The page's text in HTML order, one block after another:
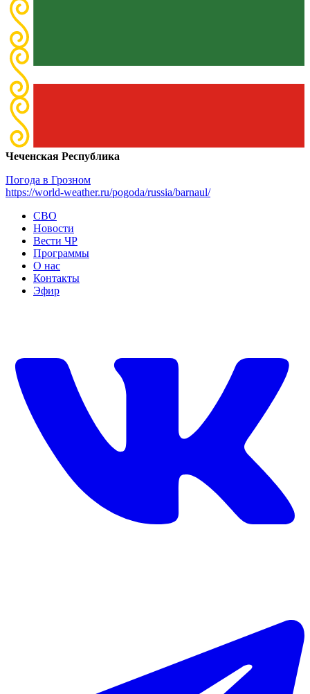
Чеченская Республика
Погода в Грозном
https://world-weather.ru/pogoda/russia/barnaul/
СВО
Новости
Вести ЧР
Программы
О нас
Контакты
Эфир